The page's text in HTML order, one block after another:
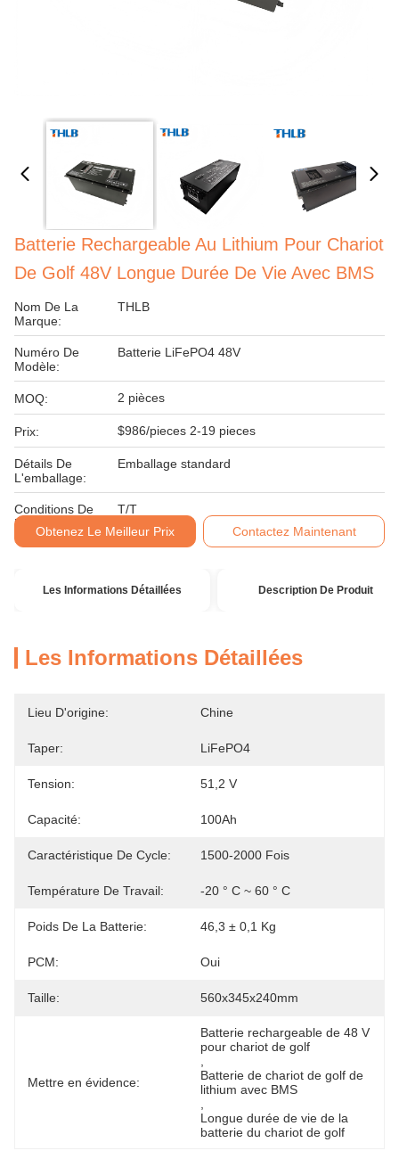
Batterie Rechargeable Au Lithium Pour Chariot
De Golf 48V Longue Durée De Vie Avec BMS
Nom De La
Marque:
THLB
Numéro De
Modèle:
Batterie LiFePO4 48V
MOQ: 2 pièces
Prix: $986/pieces 2-19 pieces
Détails De
L'emballage:
Emballage standard
Conditions De
Paiement:
T/T
Obtenez Le Meilleur Prix
Contactez Maintenant
Les Informations Détaillées Description De Produit
Les Informations Détaillées
Lieu D'origine: Chine
Taper: LiFePO4
Tension: 51,2 V
Capacité: 100Ah
Caractéristique De Cycle: 1500-2000 Fois
Température De Travail: -20 ° C ~ 60 ° C
Poids De La Batterie: 46,3 ± 0,1 Kg
PCM: Oui
Taille: 560x345x240mm
Mettre en évidence:
Batterie rechargeable de 48 V
pour chariot de golf
Batterie de chariot de golf de
lithium avec BMS
Longue durée de vie de la
batterie du chariot de golf